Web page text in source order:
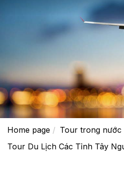
Home page
Tour trong nước
Tour Du Lịch Các Tỉnh Tây